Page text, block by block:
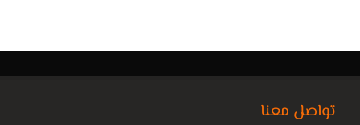
تواصل معنا